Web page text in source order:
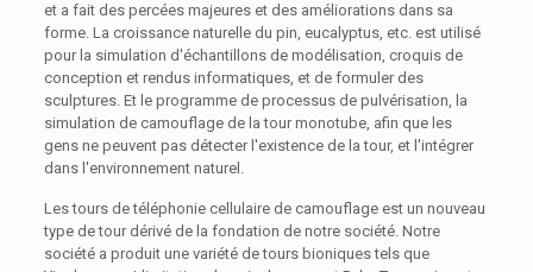
et a fait des percées majeures et des améliorations dans sa
forme. La croissance naturelle du pin, eucalyptus, etc. est utilisé
pour la simulation d'échantillons de modélisation, croquis de
conception et rendus informatiques, et de formuler des
sculptures. Et le programme de processus de pulvérisation, la
simulation de camouflage de la tour monotube, afin que les
gens ne peuvent pas détecter l'existence de la tour, et l'intégrer
dans l'environnement naturel.
Les tours de téléphonie cellulaire de camouflage est un nouveau
type de tour dérivé de la fondation de notre société. Notre
société a produit une variété de tours bioniques tels que